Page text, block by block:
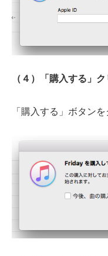
（４）「購入する」ク
「購入する」ボタン